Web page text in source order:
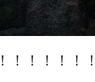
！！！！！